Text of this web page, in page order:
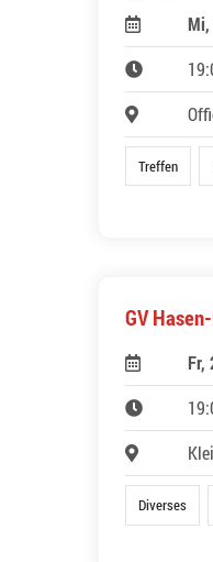
Treffen
GV
Fr,
Diverses